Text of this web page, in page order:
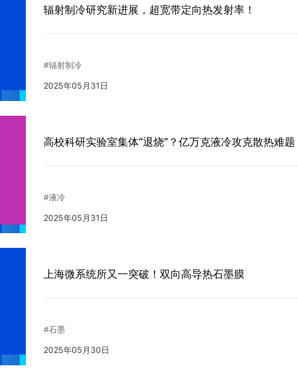
辐射制冷研究新进展，超宽带定向热发射率！
#辐射制冷
2025年05月31日
高校科研实验室集体“退烧”？亿万克液冷攻克散热难题
#液冷
2025年05月31日
上海微系统所又一突破！双向高导热石墨膜
#石墨
2025年05月30日